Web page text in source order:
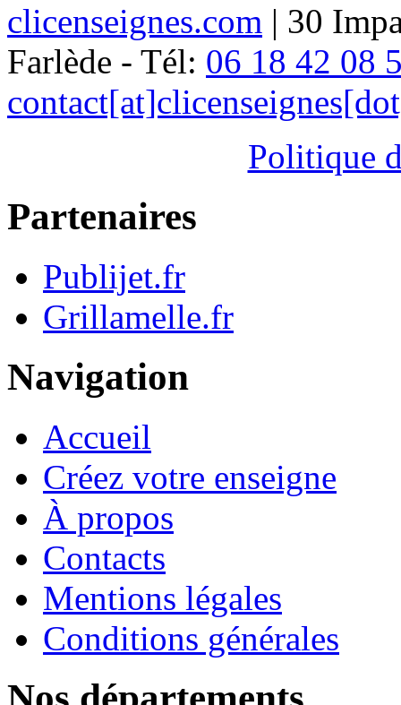
clicenseignes.com | 30
Farlède - Tél: 06 18 42 08
Politique
Partenaires
Publijet.fr
Grillamelle.fr
Navigation
Accueil
Créez votre enseigne
À propos
Contacts
Mentions légales
Conditions générales